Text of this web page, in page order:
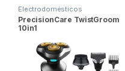
Electrodomésticos
PrecisionCare TwistGroom
10in1